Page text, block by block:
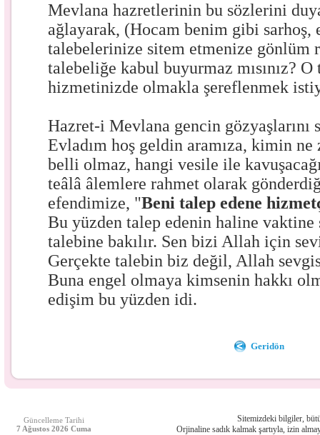
Mevlana hazretlerinin bu sözlerini
ağlayarak, (Hocam benim gibi
talebelerinize sitem etmenize gönlüm
talebeliğe kabul buyurmaz mısınız?
hizmetinizde olmakla şereflenmek
Hazret-i Mevlana gencin
Evladım hoş geldin aramıza, kimin ne
belli olmaz, hangi vesile ile
teâlâ âlemlere rahmet olarak
efendimize, "Beni talep edene
Bu yüzden talep edenin haline vaktine
talebine bakılır. Sen bizi Allah için
Gerçekte talebin biz değil, Allah
Buna engel olmaya kimsenin hakkı
edişim bu yüzden idi.
Geridön
Güncelleme Tarihi
7 Ağustos 2026 Cuma
Sitemizdeki bilgiler,
Orjinaline sadık kalmak şartıyla, izin